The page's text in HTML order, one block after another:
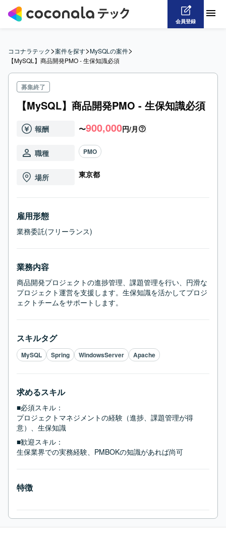
会員登録
ココナラテック>案件を探す>MySQLの案件>
【MySQL】商品開発PMO - 生保知識必須
募集終了
【MySQL】商品開発PMO - 生保知識必須
報酬 〜900,000円/月
職種 PMO
場所 東京都
雇用形態
業務委託(フリーランス)
業務内容
商品開発プロジェクトの進捗管理、課題管理を行い、円滑な
プロジェクト運営を支援します。生保知識を活かしてプロジ
ェクトチームをサポートします。
スキルタグ
MySQL Spring WindowsServer Apache
求めるスキル
■必須スキル：
プロジェクトマネジメントの経験（進捗、課題管理が得
意）、生保知識
■歓迎スキル：
生保業界での実務経験、PMBOKの知識があれば尚可
特徴